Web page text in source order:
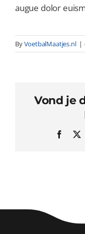
augue dolor
ByVoetbalMaatjes.nl |
Vond je